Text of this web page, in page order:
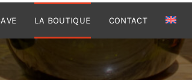
LA BOUTIQUE CONTACT